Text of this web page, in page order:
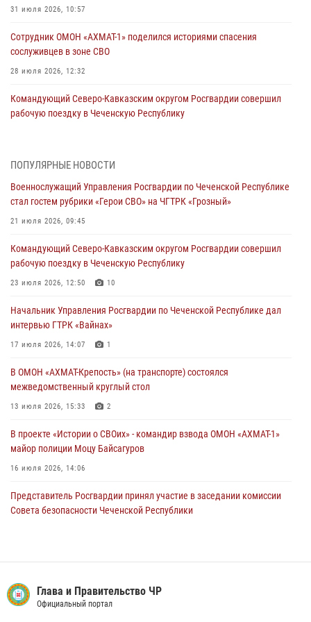
31 июля 2026, 10:57
Сотрудник ОМОН «АХМАТ-1» поделился историями спасения
сослуживцев в зоне СВО
28 июля 2026, 12:32
Командующий Северо-Кавказским округом Росгвардии совершил
рабочую поездку в Чеченскую Республику
Военнослужащий Управления Росгвардии по Чеченской Республике
21 июля 2026, 09:45
В ДНР росгвардейцы уничтожили около 80 вражеских
19 июля 2026, 13:50
В Грозном Росгвардия обеспечила безопасность конно-спортивных
18 июля 2026, 13:46
Начальник Управления Росгвардии по Чеченской Республике дал
17 июля 2026, 14:07
ПОПУЛЯРНЫЕ НОВОСТИ
Военнослужащий Управления Росгвардии по Чеченской Республике
стал гостем рубрики «Герои СВО» на ЧГТРК «Грозный»
21 июля 2026, 09:45
Командующий Северо-Кавказским округом Росгвардии совершил
рабочую поездку в Чеченскую Республику
23 июля 2026, 12:50 10
Начальник Управления Росгвардии по Чеченской Республике дал
интервью ГТРК «Вайнах»
17 июля 2026, 14:07 1
В ОМОН «АХМАТ-Крепость» (на транспорте) состоялся
межведомственный круглый стол
13 июля 2026, 15:33 2
В проекте «Истории о СВОих» - командир взвода ОМОН «АХМАТ-1»
майор полиции Моцу Байсагуров
16 июля 2026, 14:06
Представитель Росгвардии принял участие в заседании комиссии
Совета безопасности Чеченской Республики
10 июля 2026, 18:25 9
Глава и Правительство ЧР
Официальный портал